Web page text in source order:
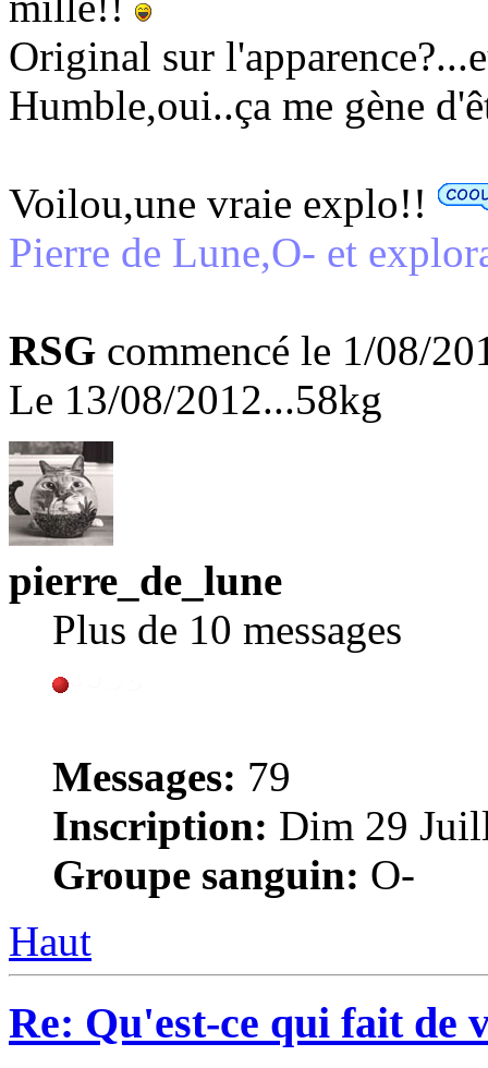
Original sur
Humble,oui..ça me gène
Voilou,une vraie explo!!
Pierre de Lune,O- et
RSG commencé le 1/08/
Le 13/08/2012...58kg
pierre_de_lune
Plus de 10 messages
Messages: 79
Inscription: Dim 29
Groupe sanguin: O-
Haut
Re: Qu'est-ce qui fait de